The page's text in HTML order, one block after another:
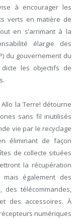
à encourager les
verts en matière de
en s’arrimant à la
élargie des
du gouvernement du
dicte les objectifs de
la Terre! détourne
sans fil inutilisés
vie par le recyclage
éliminant de façon
de collecte situées
la récupération
également des
des télécommandes,
des accessoires. À
numériques